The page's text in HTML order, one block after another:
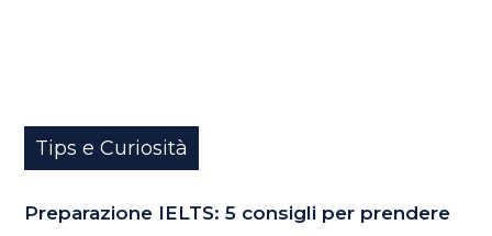
Tips e Curiosità
Preparazione IELTS: 5 consigli per prendere